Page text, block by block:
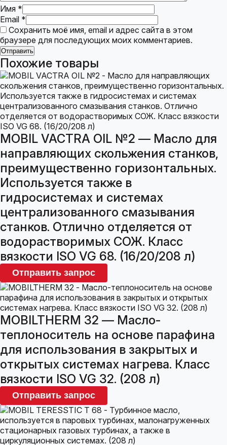
Имя *
Email *
Сохранить моё имя, email и адрес сайта в этом
браузере для последующих моих комментариев.
Похожие товары
MOBIL VACTRA OIL №2 — Масло для
направляющих скольжения станков,
преимущественно горизонтальных.
Используется также в
гидросистемах и системах
централизованного смазывания
станков. Отлично отделяется от
водорастворимых СОЖ. Класс
вязкости ISO VG 68. (16/20/208 л)
Отправить запрос
MOBILTHERM 32 — Масло-
теплоноситель на основе парафина
для использования в закрытых и
открытых системах нагрева. Класс
вязкости ISO VG 32. (208 л)
Отправить запрос